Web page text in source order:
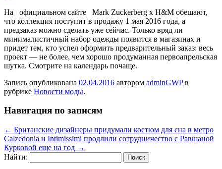
На официальном сайте Mark Zuckerberg x H&M обещают,
что коллекция поступит в продажу 1 мая 2016 года, а
предзаказ можно сделать уже сейчас. Только вряд ли
минималистичный набор одежды появится в магазинах и
придет тем, кто успел оформить предварительный заказ: весь
проект — не более, чем хорошо продуманная первоапрельская
шутка. Смотрите на календарь почаще.
Запись опубликована 02.04.2016 автором adminGWPв
рубрике Новости моды.
Навигация по записям
← Британские дизайнеры придумали костюм для сна в метро
Calzedonia и Intimissimi продлили сотрудничество с Равшаной
Курковой еще на год →
Найти: